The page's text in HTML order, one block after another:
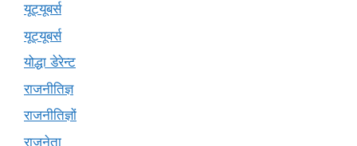
यूट्यूबर्स
यूट्‍यूबर्स
योद्धा डेरेन्ट
राजनीतिज्ञ
राजनीतिज्ञों
राजनेता